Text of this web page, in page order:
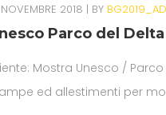
2018 BY
Parco del Delta
Mostra Unesco /
ed allestimenti per